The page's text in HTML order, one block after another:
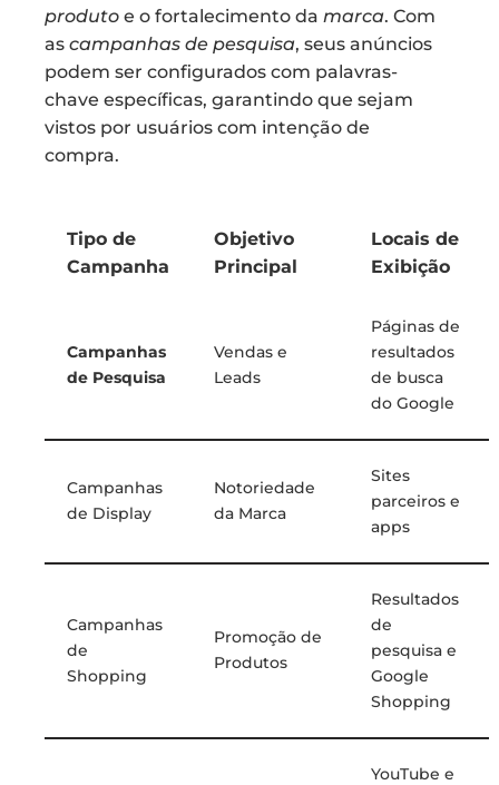
produto e o fortalecimento da marca. Com
as campanhas de pesquisa, seus anúncios
podem ser configurados com palavras-
chave específicas, garantindo que sejam
vistos por usuários com intenção de
compra.
Tipo de
Campanha
Objetivo
Principal
Locais de
Exibição
Campanhas
de Pesquisa
Vendas e
Leads
Páginas de
resultados
de busca
do Google
Campanhas
de Display
Notoriedade
da Marca
Sites
parceiros e
apps
Campanhas
de
Shopping
Promoção de
Produtos
Resultados
de
pesquisa e
Google
Shopping
YouTube e